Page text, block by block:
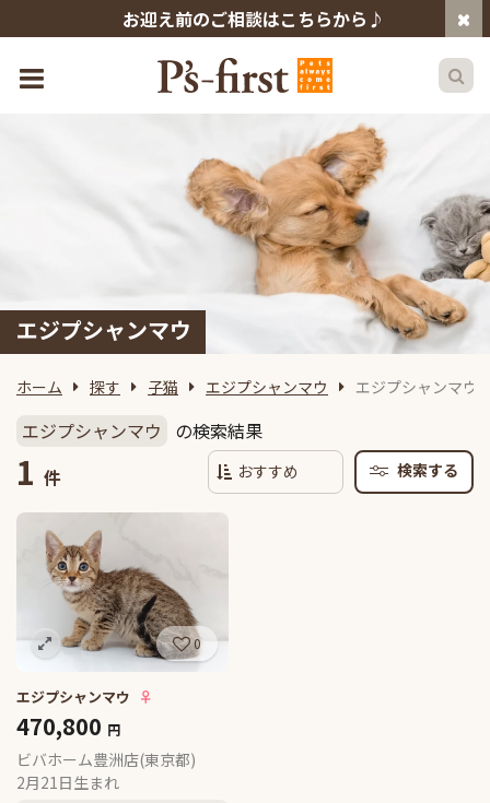
お迎え前のご相談はこちらから♪
エジプシャンマウ
ホーム 探す 子猫 エジプシャンマウ エジプシャンマウ
エジプシャンマウ の検索結果
1 件 検索する
0
エジプシャンマウ ♀
470,800 円
ビバホーム豊洲店(東京都)
2月21日生まれ